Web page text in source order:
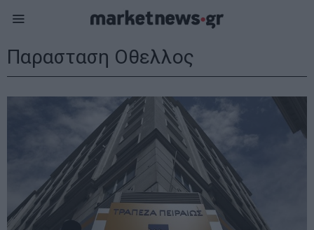
Παρασταση Οθελλος